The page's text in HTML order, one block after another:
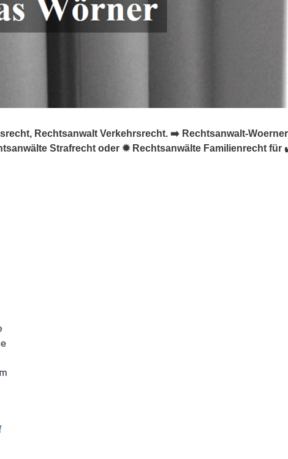
Rechtsanwalt Verkehrsrecht. ➡️ Rechtsanwalt-
Strafrecht oder ✹ Rechtsanwälte Familienrecht